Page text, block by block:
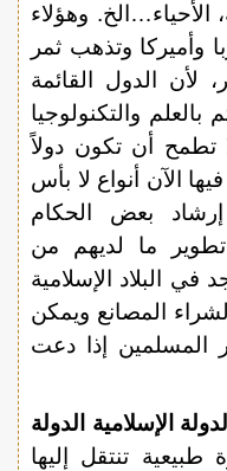
الأحياء…الخ. وهؤلاء
وأميركا وتذهب ثمر
لأن الدول القائمة
بالعلم والتكنولوجيا
تطمح أن تكون دولاً
الآن أنواع لا بأس
بعض الحكام
تطوير ما لديهم من
البلاد الإسلامية
المصانع ويمكن
المسلمين إذا دعت
الإسلامية الدولة
تنتقل إليها